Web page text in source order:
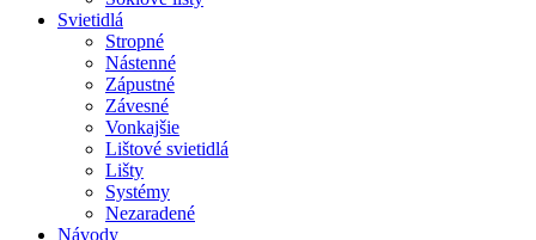
Svietidlá
Stropné
Nástenné
Zápustné
Závesné
Vonkajšie
Lištové svietidlá
Lišty
Systémy
Nezaradené
Návody